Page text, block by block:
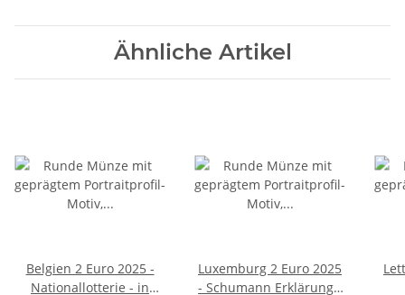
Ähnliche Artikel
Belgien 2 Euro 2025 -
Nationallotterie - in
Luxemburg 2 Euro 2025
- Schumann Erklärung -